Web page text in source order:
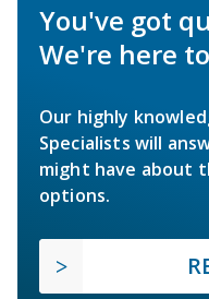
You've got
We're here
Our highly
Specialists will
might have about
options.